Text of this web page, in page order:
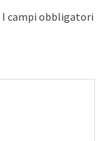
I campi obbligatori